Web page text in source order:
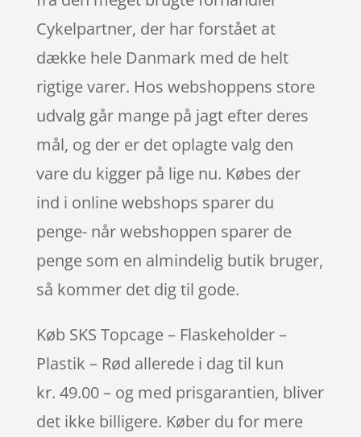
Cykelpartner, der har forstået at
dække hele Danmark med de helt
rigtige varer. Hos webshoppens store
udvalg går mange på jagt efter deres
mål, og der er det oplagte valg den
vare du kigger på lige nu. Købes der
ind i online webshops sparer du
penge- når webshoppen sparer de
penge som en almindelig butik bruger,
så kommer det dig til gode.
Køb SKS Topcage – Flaskeholder –
Plastik – Rød allerede i dag til kun
kr. 49.00 – og med prisgarantien, bliver
det ikke billigere. Køber du for mere